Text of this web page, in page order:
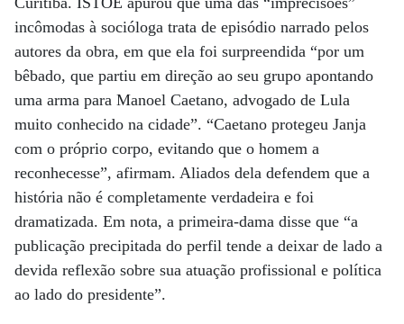
incômodas à socióloga trata de episódio narrado pelos
autores da obra, em que ela foi surpreendida “por um
bêbado, que partiu em direção ao seu grupo apontando
uma arma para Manoel Caetano, advogado de Lula
muito conhecido na cidade”. “Caetano protegeu Janja
com o próprio corpo, evitando que o homem a
reconhecesse”, afirmam. Aliados dela defendem que a
história não é completamente verdadeira e foi
dramatizada. Em nota, a primeira-dama disse que “a
publicação precipitada do perfil tende a deixar de lado a
devida reflexão sobre sua atuação profissional e política
ao lado do presidente”.